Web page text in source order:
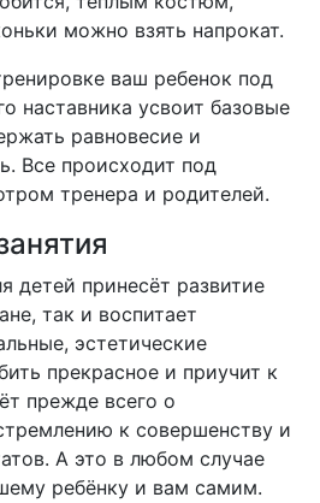
можно взять напрокат.
ваш ребенок под
наставника усвоит базовые
равновесие и
Все происходит под
тренера и родителей.
детей принесёт развитие
так и воспитает
эстетические
прекрасное и приучит к
прежде всего о
к совершенству и
А это в любом случае
ребёнку и вам самим.